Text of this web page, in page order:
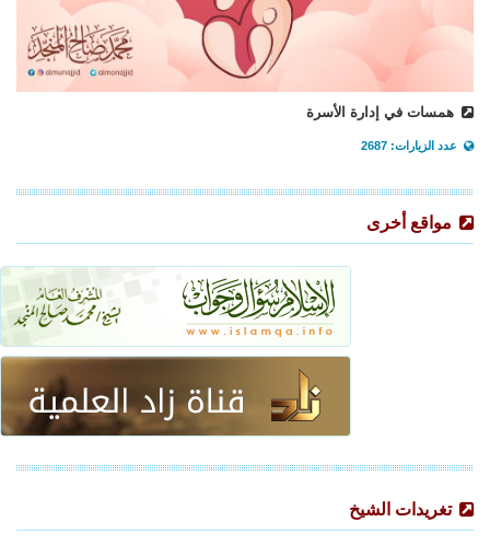
همسات في إدارة الأسرة
عدد الزيارات: 2687
مواقع أخرى
تغريدات الشيخ